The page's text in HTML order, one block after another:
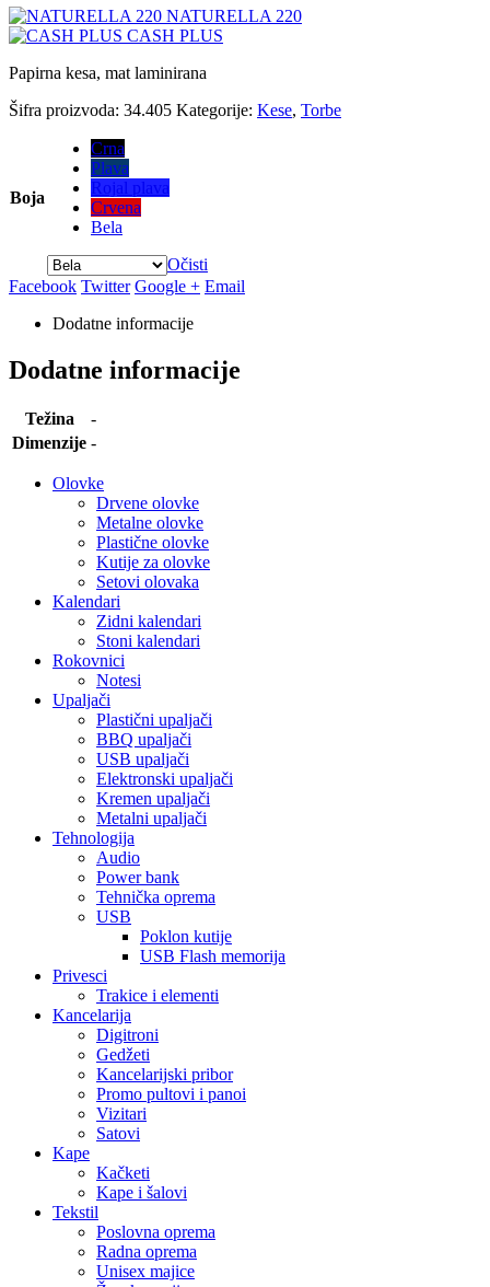
NATURELLA 220
CASH PLUS
Papirna kesa, mat laminirana
Šifra proizvoda: 34.405 Kategorije: Kese, Torbe
Boja
Crna
Plava
Rojal plava
Crvena
Bela
Očisti
Facebook Twitter Google + Email
Dodatne informacije
Dodatne informacije
Težina
-
Dimenzije -
Olovke
Drvene olovke
Metalne olovke
Plastične olovke
Kutije za olovke
Setovi olovaka
Kalendari
Zidni kalendari
Stoni kalendari
Rokovnici
Notesi
Upaljači
Plastični upaljači
BBQ upaljači
USB upaljači
Elektronski upaljači
Kremen upaljači
Metalni upaljači
Tehnologija
Audio
Power bank
Tehnička oprema
USB
Poklon kutije
USB Flash memorija
Privesci
Trakice i elementi
Kancelarija
Digitroni
Gedžeti
Kancelarijski pribor
Promo pultovi i panoi
Vizitari
Satovi
Kape
Kačketi
Kape i šalovi
Tekstil
Poslovna oprema
Radna oprema
Unisex majice